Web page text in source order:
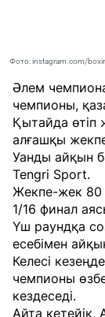
Фото: instagram.com/
Әлем
чемпионы,
Қытайда өтіп
алғашқы
Уанды айқын
Tengri Sport.
Жекпе-жек 80
1/16 финал
Үш раундқа
есебімен
Келесі
чемпионы
кездеседі.
Айта